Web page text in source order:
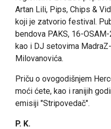
Artan Lili, Pips, Chips &
koji je zatvorio festival.
bendova PAKS, 16-
kao i DJ setovima
Milovanovića.
Priču o ovogodišnjem
moći ćete, kao i ranijih
emisiji "Stripovedač".
P. K.